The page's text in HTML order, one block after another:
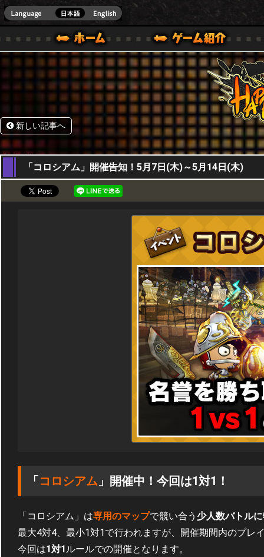
ONE VER.]
ガイド
ル｜HAPPY WARS(ハッピーウォーズ)公式サイト [ XBOX 360,XBOX ONE VER.]
サポート | HAPPY WARS(ハッピーウォーズ)公式サイ
新しい記事へ
07,05,2026
「コロシアム」開催告知！5月7日(木)～5月14日(木)
「 コロシアム」開催中！今回は1対1！
「コロシアム」は専用のマップで競い合う 少人数バトル
最大4対4、最小1対1で行われますが、開催期間内のプレ
今回は1対1 ルールでの開催となります。